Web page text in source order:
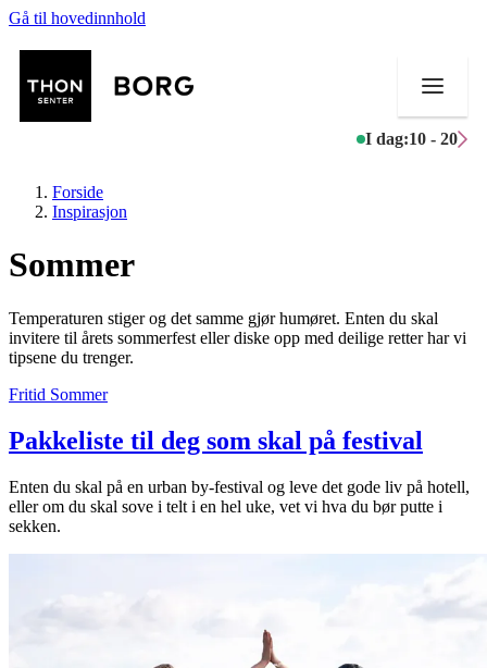
Gå til hovedinnhold
I dag:10 - 20
Mat og drikke
Aktiviteter
Tilbud
Søk
Forside
Inspirasjon
Sommer
Temperaturen stiger og det samme gjør humøret. Enten du skal
invitere til årets sommerfest eller diske opp med deilige retter har vi
tipsene du trenger.
Fritid Sommer
Pakkeliste til deg som skal på festival
Enten du skal på en urban by-festival og leve det gode liv på hotell,
eller om du skal sove i telt i en hel uke, vet vi hva du bør putte i
sekken.